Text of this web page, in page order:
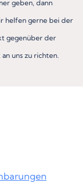
geben, dann
helfen gerne bei der
gegenüber der
uns zu richten.